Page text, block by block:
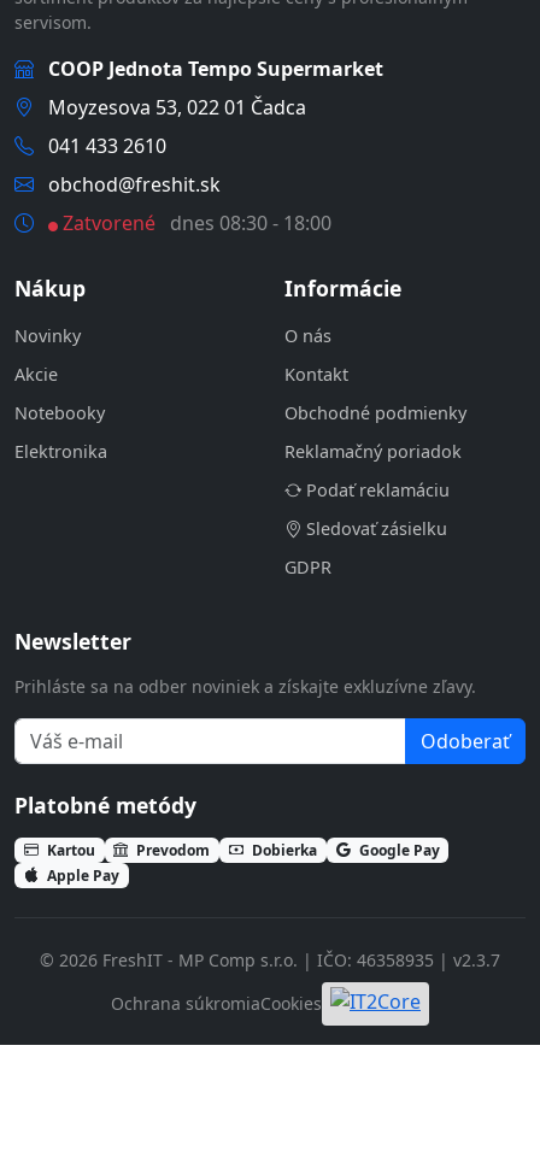
servisom.
COOP Jednota Tempo Supermarket
Moyzesova 53, 022 01 Čadca
041 433 2610
obchod@freshit.sk
Zatvorené dnes 08:30 - 18:00
Nákup
Novinky
Akcie
Notebooky
Elektronika
Informácie
O nás
Kontakt
Obchodné podmienky
Reklamačný poriadok
Podať reklamáciu
Sledovať zásielku
GDPR
Newsletter
Prihláste sa na odber noviniek a získajte exkluzívne zľavy.
Odoberať
Platobné metódy
Kartou Prevodom Dobierka
Google Pay
Apple Pay
© 2026 FreshIT - MP Comp s.r.o. | IČO: 46358935 | v2.3.7
Ochrana súkromiaCookies